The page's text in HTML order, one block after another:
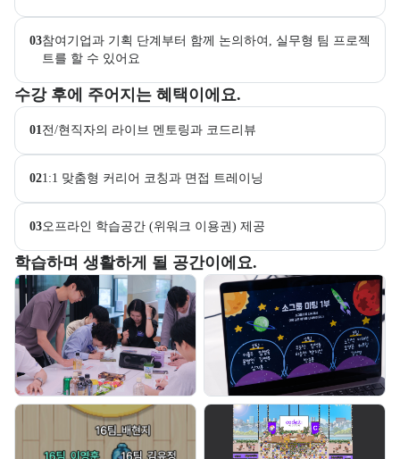
03참여기업과 기획 단계부터 함께 논의하여, 실무형 팀 프로젝
트를 할 수 있어요
수강 후에 주어지는 혜택이에요.
교육과정 수강 시 제공되는 혜택 목록을 안내한다.
01전/현직자의 라이브 멘토링과 코드리뷰
021:1 맞춤형 커리어 코칭과 면접 트레이닝
03오프라인 학습공간 (위워크 이용권) 제공
학습하며 생활하게 될 공간이에요.
부트캠프 교육 환경 사진을 목록으로 보여준다.
교육 환경 사진 목록